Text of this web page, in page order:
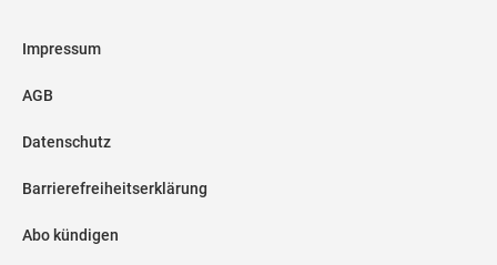
Impressum
AGB
Datenschutz
Barrierefreiheitserklärung
Abo kündigen